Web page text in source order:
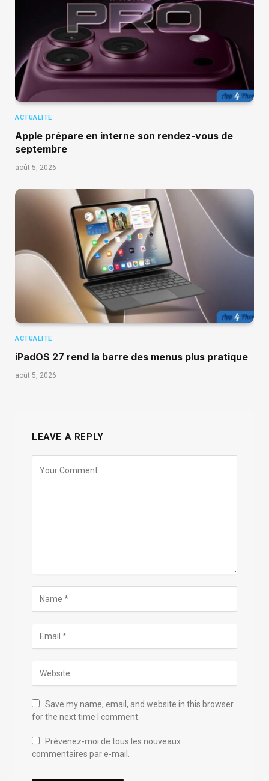
ACTUALITÉ
Apple prépare en interne son rendez-vous de
septembre
août 5, 2026
ACTUALITÉ
iPadOS 27 rend la barre des menus plus pratique
août 5, 2026
LEAVE A REPLY
Save my name, email, and website in this browser
for the next time I comment.
Prévenez-moi de tous les nouveaux
commentaires par e-mail.